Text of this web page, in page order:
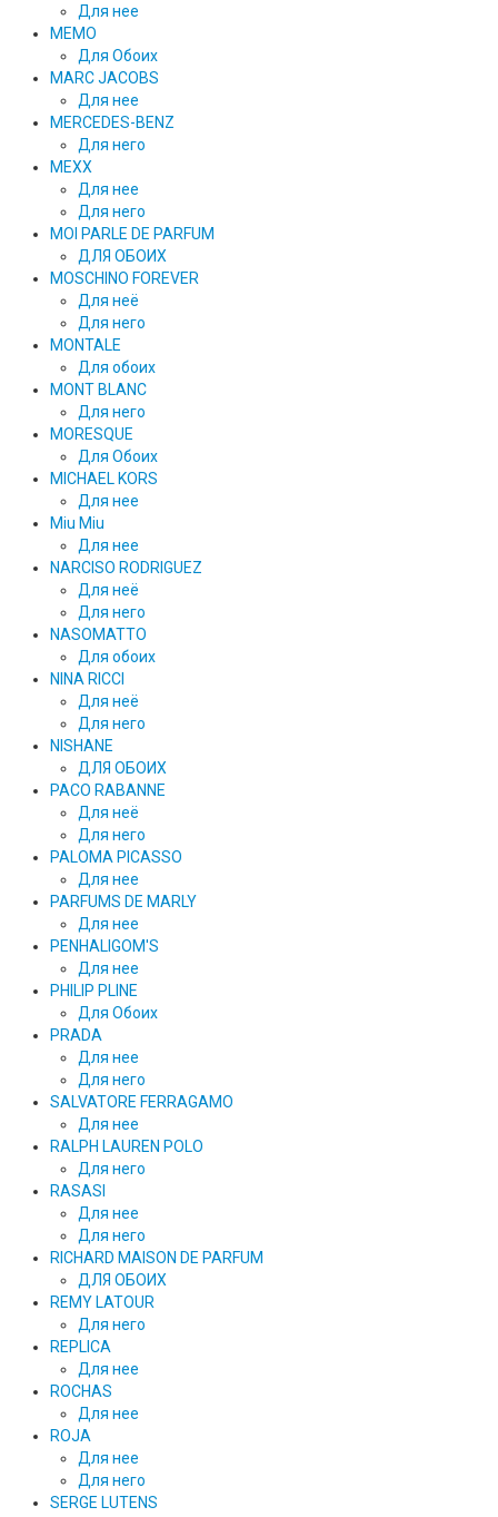
Для нее
MEMO
Для Обоих
MARC JACOBS
Для нее
MERCEDES-BENZ
Для него
MEXX
Для нее
Для него
MOI PARLE DE PARFUM
ДЛЯ ОБОИХ
MOSCHINO FOREVER
Для неё
Для него
MONTALE
Для обоих
MONT BLANC
Для него
MORESQUE
Для Обоих
MICHAEL KORS
Для нее
Miu Miu
Для нее
NARCISO RODRIGUEZ
Для неё
Для него
NASOMATTO
Для обоих
NINA RICCI
Для неё
Для него
NISHANE
ДЛЯ ОБОИХ
PACO RABANNE
Для неё
Для него
PALOMA PICASSO
Для нее
PARFUMS DE MARLY
Для нее
PENHALIGOM'S
Для нее
PHILIP PLINE
Для Обоих
PRADA
Для нее
Для него
SALVATORE FERRAGAMO
Для нее
RALPH LAUREN POLO
Для него
RASASI
Для нее
Для него
RICHARD MAISON DE PARFUM
ДЛЯ ОБОИХ
REMY LATOUR
Для него
REPLICA
Для нее
ROCHAS
Для нее
ROJA
Для нее
Для него
SERGE LUTENS